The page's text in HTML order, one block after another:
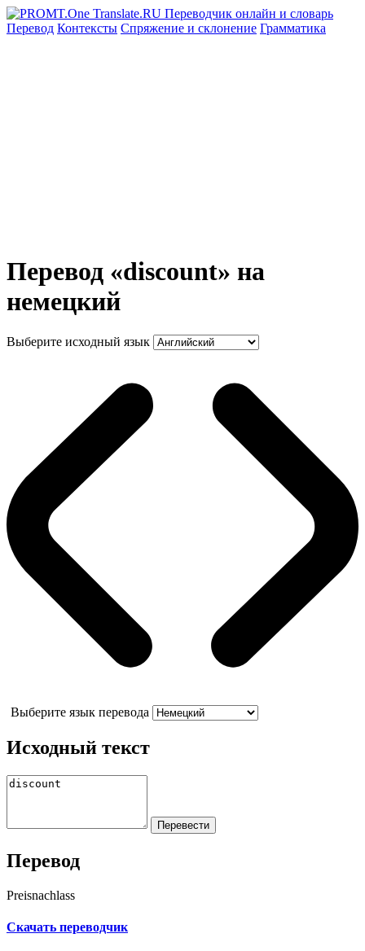
Перевод Контексты Спряжение и склонение Грамматика
Перевод «discount» на
немецкий
Выберите исходный язык
Выберите язык перевода
Исходный текст
Перевод
Preisnachlass
Скачать переводчик